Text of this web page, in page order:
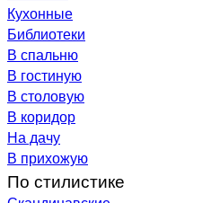
Кухонные
Библиотеки
В спальню
В гостиную
В столовую
В коридор
На дачу
В прихожую
По стилистике